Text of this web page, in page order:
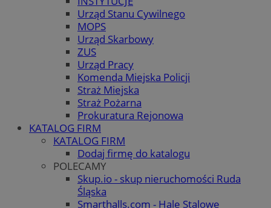
Urząd Stanu Cywilnego
MOPS
Urząd Skarbowy
ZUS
Urząd Pracy
Komenda Miejska Policji
Straż Miejska
Straż Pożarna
Prokuratura Rejonowa
KATALOG FIRM
KATALOG FIRM
Dodaj firmę do katalogu
POLECAMY
Skup.io - skup nieruchomości Ruda
Śląska
Smarthalls.com - Hale Stalowe